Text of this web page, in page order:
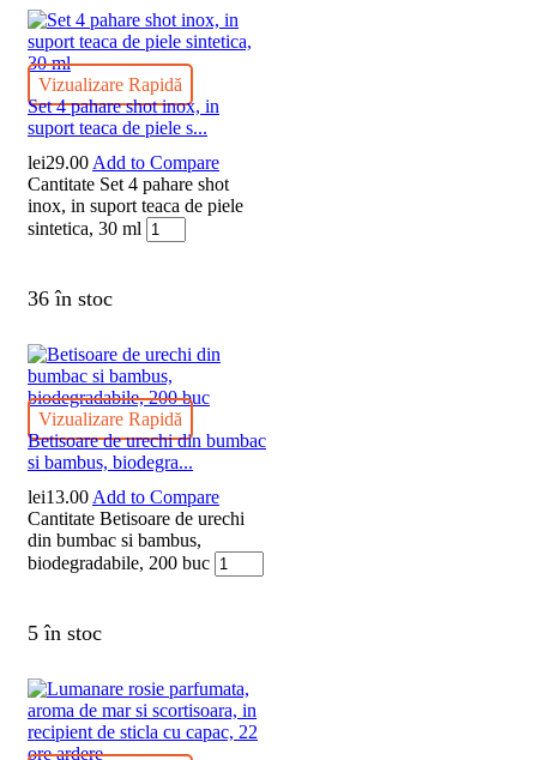
Vizualizare Rapidă
Set 4 pahare shot inox, in
suport teaca de piele s...
lei29.00 Add to Compare
Cantitate Set 4 pahare shot
inox, in suport teaca de piele
sintetica, 30 ml
36 în stoc
Vizualizare Rapidă
Betisoare de urechi din bumbac
si bambus, biodegra...
lei13.00 Add to Compare
Cantitate Betisoare de urechi
din bumbac si bambus,
biodegradabile, 200 buc
5 în stoc